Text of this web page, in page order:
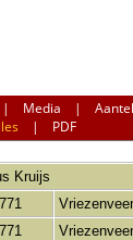
Media |
| PDF
Kruijs